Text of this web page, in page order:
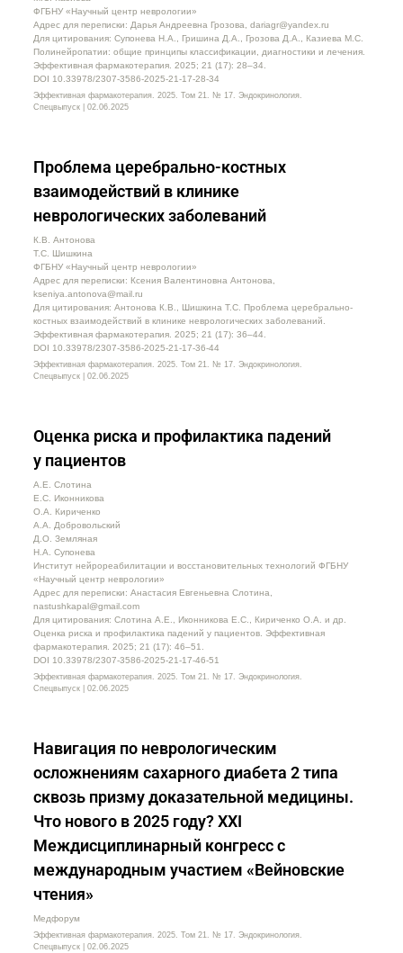
ФГБНУ «Научный центр неврологии»
Адрес для переписки: Дарья Андреевна Грозова, dariagr@yandex.ru
Для цитирования: Супонева Н.А., Гришина Д.А., Грозова Д.А., Казиева М.С.
Полинейропатии: общие принципы классификации, диагностики и лечения.
Эффективная фармакотерапия. 2025; 21 (17): 28–34.
DOI 10.33978/2307-3586-2025-21-17-28-34
Эффективная фармакотерапия. 2025. Том 21. № 17. Эндокринология.
Спецвыпуск | 02.06.2025
Проблема церебрально-костных
взаимодействий в клинике
неврологических заболеваний
К.В. Антонова
Т.С. Шишкина
ФГБНУ «Научный центр неврологии»
Адрес для переписки: Ксения Валентиновна Антонова,
kseniya.antonova@mail.ru
Для цитирования: Антонова К.В., Шишкина Т.С. Проблема церебрально-
костных взаимодействий в клинике неврологических заболеваний.
Эффективная фармакотерапия. 2025; 21 (17): 36–44.
DOI 10.33978/2307-3586-2025-21-17-36-44
Эффективная фармакотерапия. 2025. Том 21. № 17. Эндокринология.
Спецвыпуск | 02.06.2025
Оценка риска и профилактика падений
у пациентов
А.Е. Слотина
Е.С. Иконникова
О.А. Кириченко
А.А. Добровольский
Д.О. Земляная
Н.А. Супонева
Институт нейрореабилитации и восстановительных технологий ФГБНУ
«Научный центр неврологии»
Адрес для переписки: Анастасия Евгеньевна Слотина,
nastushkapal@gmail.com
Для цитирования: Слотина А.Е., Иконникова Е.С., Кириченко О.А. и др.
Оценка риска и профилактика падений у пациентов. Эффективная
фармакотерапия. 2025; 21 (17): 46–51.
DOI 10.33978/2307-3586-2025-21-17-46-51
Эффективная фармакотерапия. 2025. Том 21. № 17. Эндокринология.
Спецвыпуск | 02.06.2025
Навигация по неврологическим
осложнениям сахарного диабета 2 типа
сквозь призму доказательной медицины.
Что нового в 2025 году? XXI
Междисциплинарный конгресс с
международным участием «Вейновские
чтения»
Медфорум
Эффективная фармакотерапия. 2025. Том 21. № 17. Эндокринология.
Спецвыпуск | 02.06.2025